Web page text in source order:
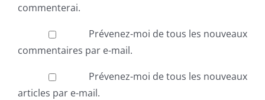
commenterai.
Prévenez-moi de tous les nouveaux
commentaires par e-mail.
Prévenez-moi de tous les nouveaux
articles par e-mail.